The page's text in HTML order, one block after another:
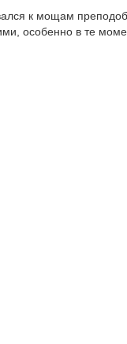
к мощам
особенно в те